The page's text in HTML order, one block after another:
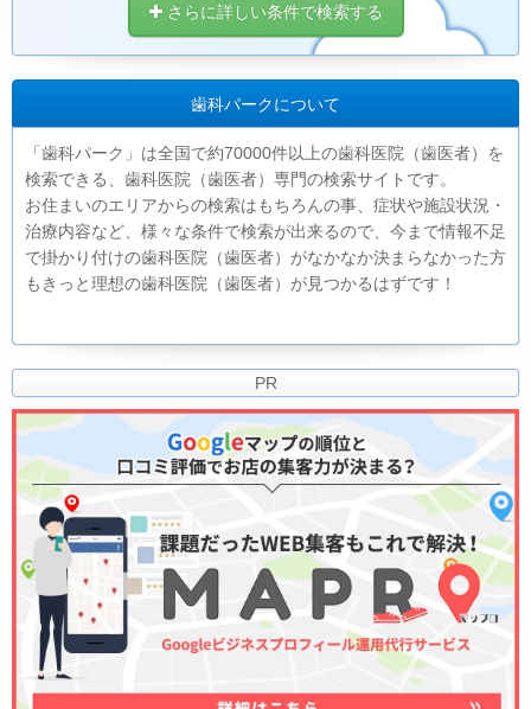
さらに詳しい条件で検索する
歯科パークについて
「歯科パーク」は全国で約70000件以上の歯科医院（歯医者）を
検索できる、歯科医院（歯医者）専門の検索サイトです。
お住まいのエリアからの検索はもちろんの事、症状や施設状況・
治療内容など、様々な条件で検索が出来るので、今まで情報不足
で掛かり付けの歯科医院（歯医者）がなかなか決まらなかった方
もきっと理想の歯科医院（歯医者）が見つかるはずです！
PR